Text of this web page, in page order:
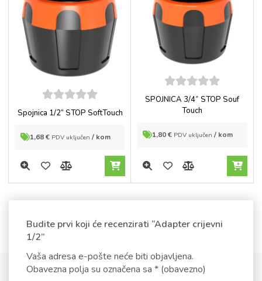
out of
5
Spojnica 1/2” STOP SoftTouch
1,68€ PDV uključen / kom
5out of
5
SPOJNICA 3/4˝ STOP Souf
Touch
1,80€ PDV uključen / kom
Budite prvi koji će recenzirati “Adapter crijevni
1/2”
Vaša adresa e-pošte neće biti objavljena.
Obavezna polja su označena sa * (obavezno)